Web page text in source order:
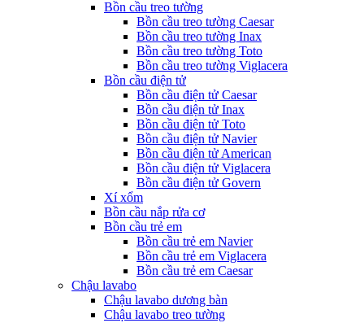
Bồn cầu treo tường
Bồn cầu treo tường Caesar
Bồn cầu treo tường Inax
Bồn cầu treo tường Toto
Bồn cầu treo tường Viglacera
Bồn cầu điện tử
Bồn cầu điện tử Caesar
Bồn cầu điện tử Inax
Bồn cầu điện tử Toto
Bồn cầu điện tử Navier
Bồn cầu điện tử American
Bồn cầu điện tử Viglacera
Bồn cầu điện tử Govern
Xí xổm
Bồn cầu nắp rửa cơ
Bồn cầu trẻ em
Bồn cầu trẻ em Navier
Bồn cầu trẻ em Viglacera
Bồn cầu trẻ em Caesar
Chậu lavabo
Chậu lavabo dương bàn
Chậu lavabo treo tường